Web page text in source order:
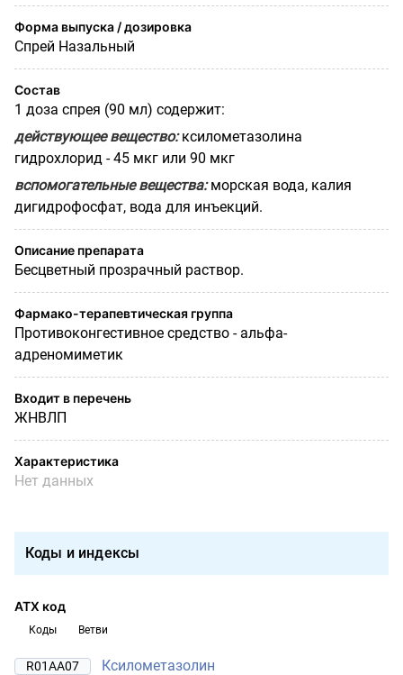
Форма выпуска / дозировка
Спрей Назальный
Состав
1 доза спрея (90 мл) содержит:
действующее вещество:ксилометазолина
гидрохлорид - 45 мкг или 90 мкг
вспомогательные вещества:морская вода, калия
дигидрофосфат, вода для инъекций.
Описание препарата
Бесцветный прозрачный раствор.
Фармако-терапевтическая группа
Противоконгестивное средство - альфа-
адреномиметик
Входит в перечень
ЖНВЛП
Характеристика
Нет данных
Коды и индексы
АТХ код
Коды Ветви
R01AA07 Ксилометазолин